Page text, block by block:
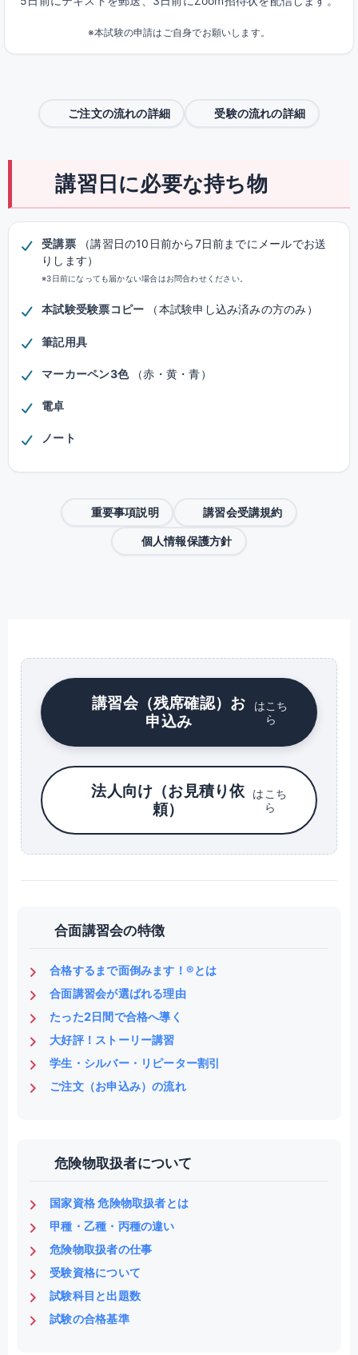
※本試験の申請はご自身でお願いします。
ご注文の流れの詳細 受験の流れの詳細
講習日に必要な持ち物
受講票
（講習日の10日前から7日前までにメールでお送
りします）
※3日前になっても届かない場合はお問合わせください。
本試験受験票コピー （本試験申し込み済みの方のみ）
筆記用具
マーカーペン3色 （赤・黄・青）
電卓
ノート
重要事項説明 講習会受講規約
個人情報保護方針
講習会（残席確認）お
申込み
はこち
ら
法人向け（お見積り依
頼）
はこち
ら
合面講習会の特徴
合格するまで面倒みます！®とは
合面講習会が選ばれる理由
たった2日間で合格へ導く
大好評！ストーリー講習
学生・シルバー・リピーター割引
ご注文（お申込み）の流れ
危険物取扱者について
国家資格 危険物取扱者とは
甲種・乙種・丙種の違い
危険物取扱者の仕事
受験資格について
試験科目と出題数
試験の合格基準